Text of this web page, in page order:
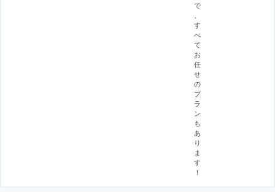
で
す
べ
て
お
任
せ
の
プ
ラ
ン
も
あ
り
ま
す
！